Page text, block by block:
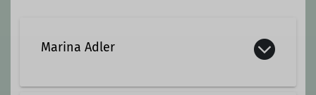
Marina Adler